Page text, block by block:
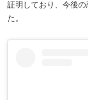
証明しており、今後
た。